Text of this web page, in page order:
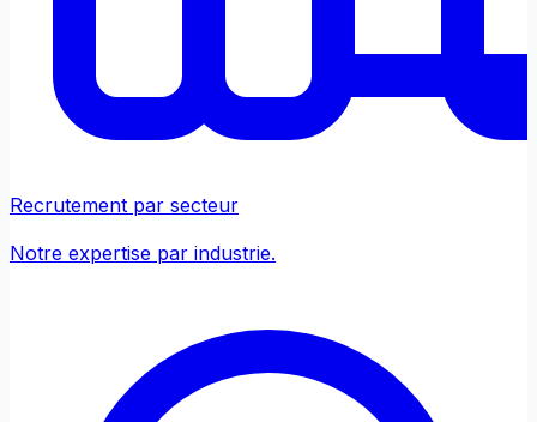
Recrutement par secteur
Notre expertise par industrie.